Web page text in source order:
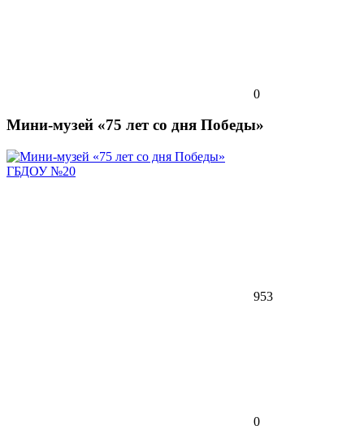
0
Мини-музей «75 лет со дня Победы»
ГБДОУ №20
953
0